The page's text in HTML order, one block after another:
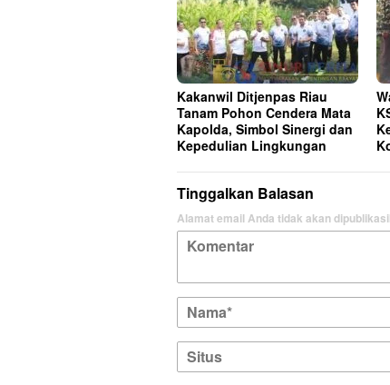
Kakanwil Ditjenpas Riau
Tanam Pohon Cendera Mata
Kapolda, Simbol Sinergi dan
Kepedulian Lingkungan
Tinggalkan Balasan
Alamat email Anda tidak akan